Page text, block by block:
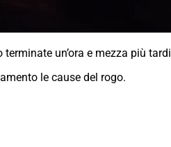
un’ora e mezza più
le cause del rogo.